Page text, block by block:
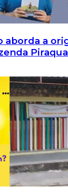
aborda a